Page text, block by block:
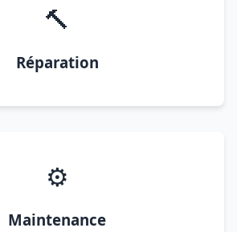
🔨
Réparation
⚙️
Maintenance